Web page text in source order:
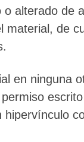
alterado de
material, de
en ninguna